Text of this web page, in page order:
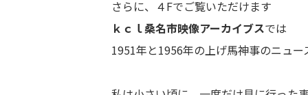
さらに、４Fでご覧いただけます
ｋｃｌ桑名市映像アーカイブスでは
1951年と1956年の上げ馬神事のニュー